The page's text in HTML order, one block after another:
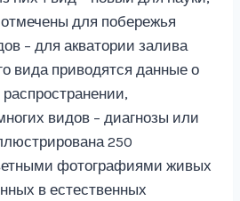
для побережья
– для акватории залива
вида приводятся данные о
видов – диагнозы или
250
фотографиями живых
в естественных